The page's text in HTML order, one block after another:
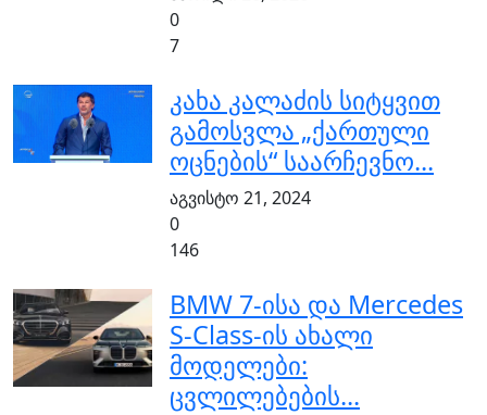
0
7
კახა კალაძის სიტყვით
გამოსვლა „ქართული
ოცნების“ საარჩევნო...
აგვისტო 21, 2024
0
146
BMW 7-ისა და Mercedes
S-Class-ის ახალი
მოდელები:
ცვლილებების...